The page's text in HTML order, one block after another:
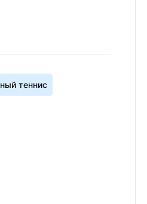
теннис